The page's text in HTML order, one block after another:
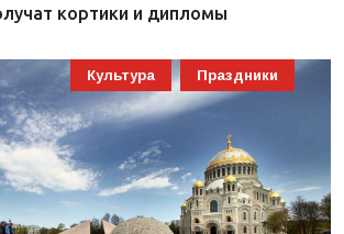
кортики и дипломы
Культура Праздники